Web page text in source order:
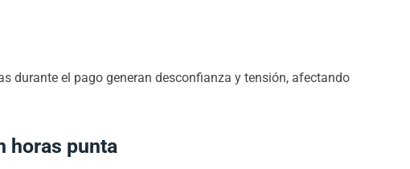
durante el pago generan desconfianza y tensión, afectando
horas punta